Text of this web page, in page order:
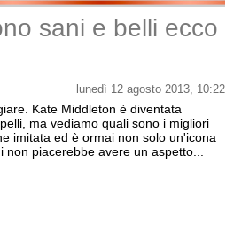
sani e belli ecco
lunedì 12 agosto 2013, 10:22
Kate Middleton è diventata
ma vediamo quali sono i migliori
imitata ed è ormai non solo un'icona
piacerebbe avere un aspetto...